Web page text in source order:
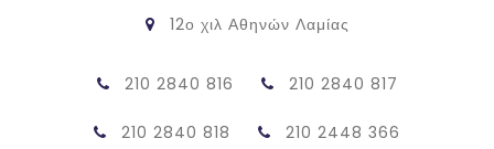
12ο χιλ Αθηνών Λαμίας
210 2840 816 210 2840 817
210 2840 818 210 2448 366